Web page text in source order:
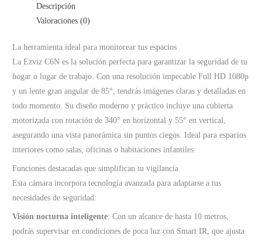
Descripción
Valoraciones (0)
La herramienta ideal para monitorear tus espacios
La Ezviz C6N es la solución perfecta para garantizar la seguridad de tu
hogar o lugar de trabajo. Con una resolución impecable Full HD 1080p
y un lente gran angular de 85°, tendrás imágenes claras y detalladas en
todo momento. Su diseño moderno y práctico incluye una cubierta
motorizada con rotación de 340° en horizontal y 55° en vertical,
asegurando una vista panorámica sin puntos ciegos. Ideal para espacios
interiores como salas, oficinas o habitaciones infantiles.
Funciones destacadas que simplifican tu vigilancia
Esta cámara incorpora tecnología avanzada para adaptarse a tus
necesidades de seguridad:
Visión nocturna inteligente: Con un alcance de hasta 10 metros,
podrás supervisar en condiciones de poca luz con Smart IR, que ajusta